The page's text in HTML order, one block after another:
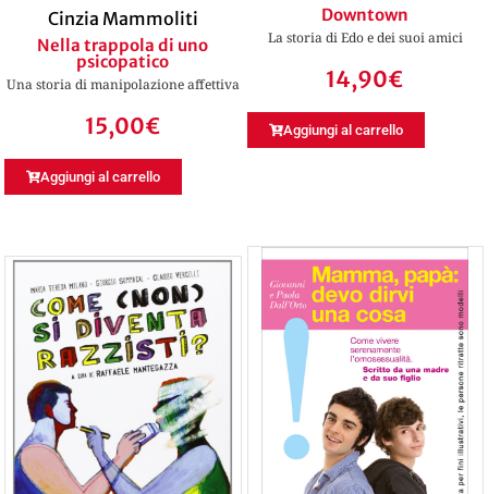
Cinzia Mammoliti
Nella trappola di uno
psicopatico
Una storia di manipolazione affettiva
15,00€
Aggiungi al carrello
Downtown
La storia di Edo e dei suoi amici
14,90€
Aggiungi al carrello